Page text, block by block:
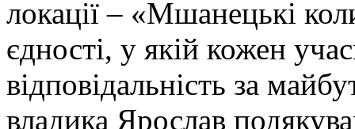
локації – «Мшанецькі
єдності, у якій кожен
відповідальність за
владика Ярослав